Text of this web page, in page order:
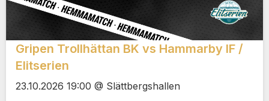
Gripen Trollhättan BK vs Hammarby IF /
Elitserien
23.10.2026 19:00 @ Slättbergshallen